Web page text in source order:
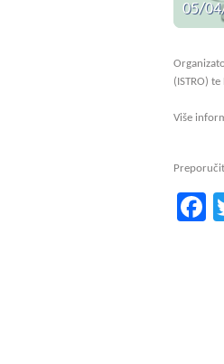
05/
(ISTRO)
Više